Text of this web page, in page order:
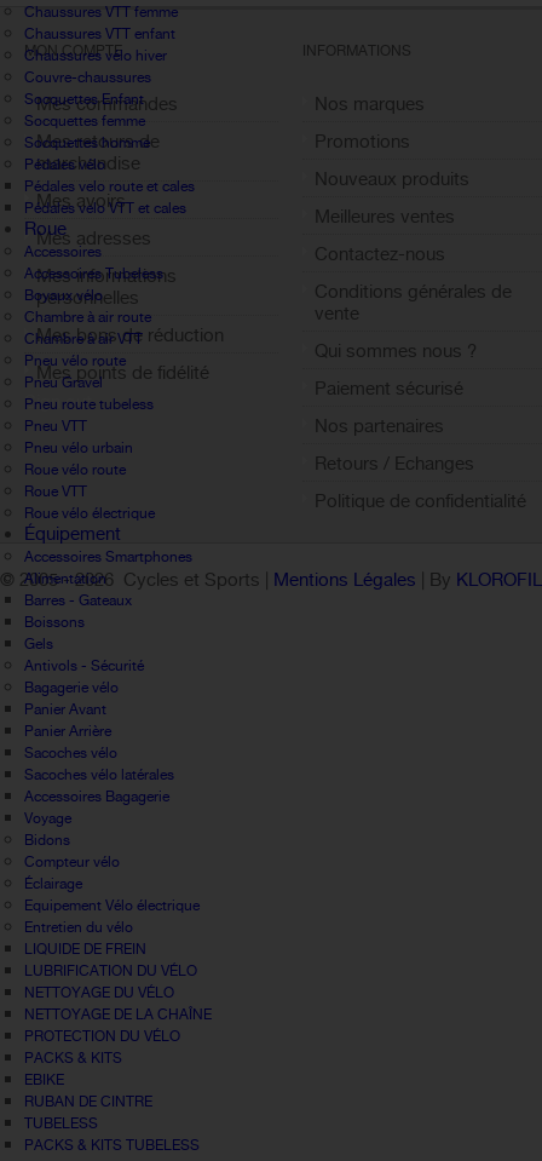
Chaussures VTT femme
Chaussures VTT enfant
Chaussures vélo hiver
Couvre-chaussures
Socquettes Enfant
Socquettes femme
Socquettes homme
Pédales vélo
Pédales velo route et cales
Pédales velo VTT et cales
Roue
Accessoires
Accessoires Tubeless
Boyaux vélo
Chambre à air route
Chambre à air VTT
Pneu vélo route
Pneu Gravel
Pneu route tubeless
Pneu VTT
Pneu vélo urbain
Roue vélo route
Roue VTT
Roue vélo électrique
Équipement
Accessoires Smartphones
Alimentation
Barres - Gateaux
Boissons
Gels
Antivols - Sécurité
Bagagerie vélo
Panier Avant
Panier Arrière
Sacoches vélo
Sacoches vélo latérales
Accessoires Bagagerie
Voyage
Bidons
Compteur vélo
Éclairage
Equipement Vélo électrique
Entretien du vélo
LIQUIDE DE FREIN
LUBRIFICATION DU VÉLO
NETTOYAGE DU VÉLO
NETTOYAGE DE LA CHAÎNE
PROTECTION DU VÉLO
PACKS & KITS
EBIKE
RUBAN DE CINTRE
TUBELESS
PACKS & KITS TUBELESS
MON COMPTE
Mes commandes
Mes retours de
marchandise
Mes avoirs
Mes adresses
Mes informations
personnelles
Mes bons de réduction
Mes points de fidélité
Sign out
INFORMATIONS
Nos marques
Promotions
Nouveaux produits
Meilleures ventes
Contactez-nous
Conditions générales de
vente
Qui sommes nous ?
Paiement sécurisé
Nos partenaires
Retours / Echanges
Politique de confidentialité
© 2005 -2026 Cycles et Sports | Mentions Légales | By